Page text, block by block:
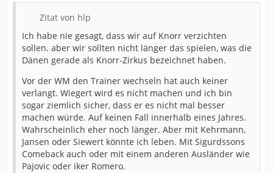
Zitat von hlp
Ich habe nie gesagt, dass wir auf Knorr verzichten
sollen. aber wir sollten nicht länger das spielen, was die
Dänen gerade als Knorr-Zirkus bezeichnet haben.
Vor der WM den Trainer wechseln hat auch keiner
verlangt. Wiegert wird es nicht machen und ich bin
sogar ziemlich sicher, dass er es nicht mal besser
machen würde. Auf keinen Fall innerhalb eines Jahres.
Wahrscheinlich eher noch länger. Aber mit Kehrmann,
Jansen oder Siewert könnte ich leben. Mit Sigurdssons
Comeback auch oder mit einem anderen Ausländer wie
Pajovic oder iker Romero.